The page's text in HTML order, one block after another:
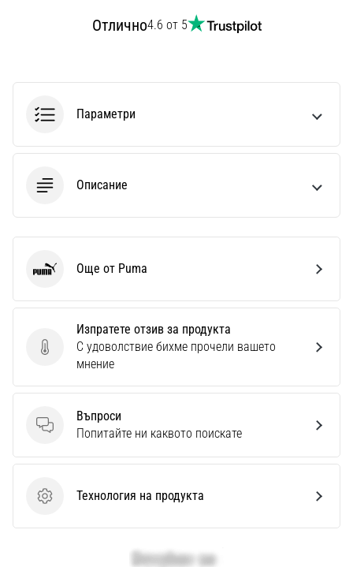
Отлично4.6 от 5
Параметри
Описание
Изпратете отзив за продукта
Изпратете отзив за продукта
С удоволствие бихме прочели вашето
мнение
Въпроси
Въпроси
Попитайте ни каквото поискате
Технология на продукта
Технология на продукта
Puma Още от Puma